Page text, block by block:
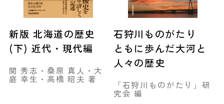
新版 北海道の歴史
(下) 近代・現代編
関 秀志・桑原 真人・大
庭 幸生・高橋 昭夫 著
石狩川ものがたり
ともに歩んだ大河と
人々の歴史
「石狩川ものがたり」研
究会 編